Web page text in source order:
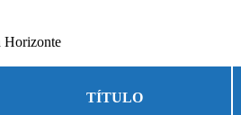
Horizonte
TÍTULO